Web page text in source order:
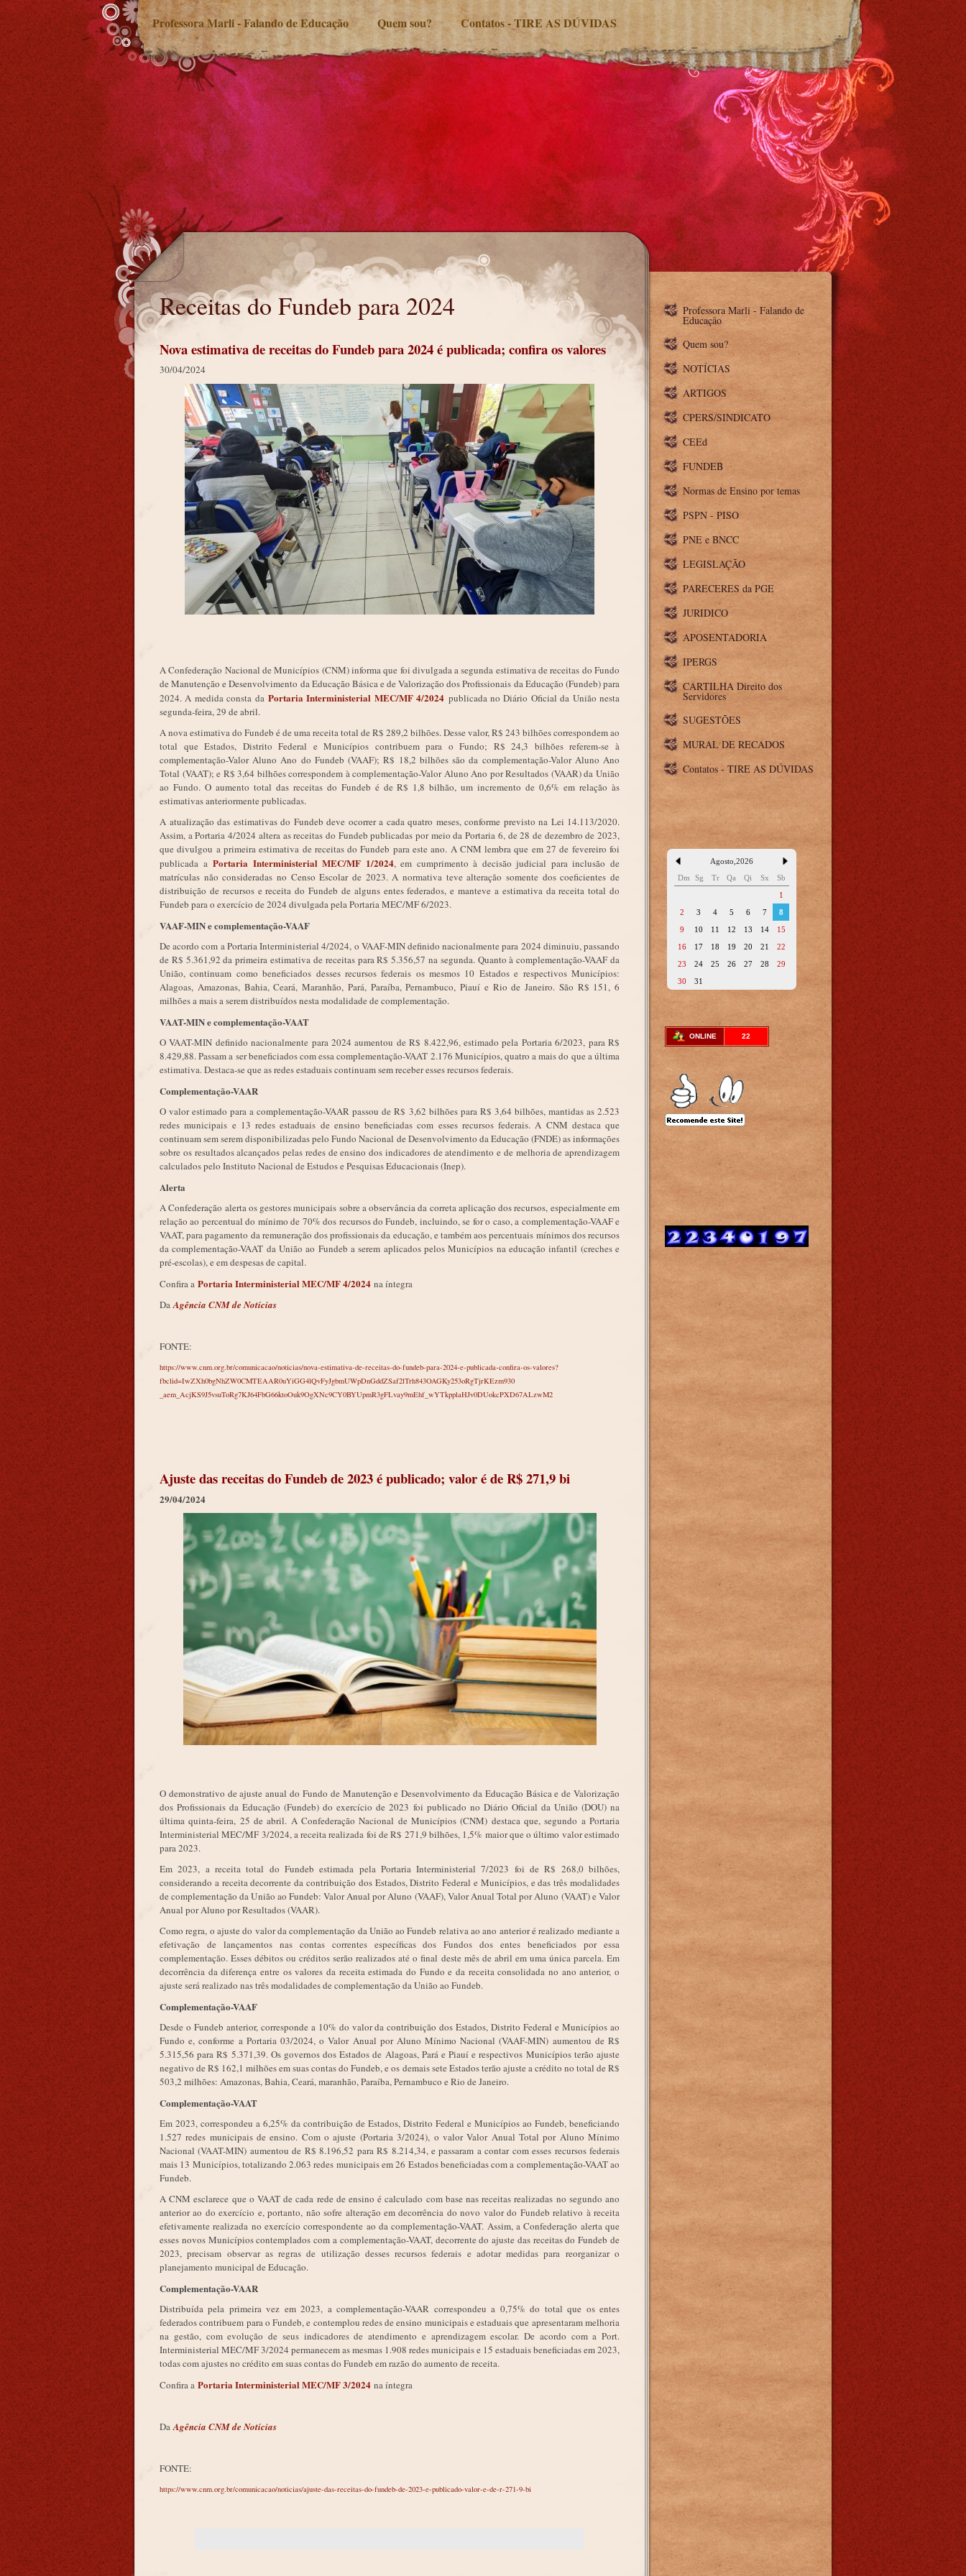
Professora Marli - Falando de Educação Quem sou? Contatos - TIRE AS DÚVIDAS
Receitas do Fundeb para 2024
Receitas do Fundeb para 2024
Nova estimativa de receitas do Fundeb para 2024 é publicada; confira os valores
30/04/2024
A Confederação Nacional de Municípios (CNM) informa que foi divulgada a segunda estimativa de receitas do Fundo
de Manutenção e Desenvolvimento da Educação Básica e de Valorização dos Profissionais da Educação (Fundeb) para
2024. A medida consta da Portaria Interministerial MEC/MF 4/2024 publicada no Diário Oficial da União nesta
segunda-feira, 29 de abril.
A nova estimativa do Fundeb é de uma receita total de R$ 289,2 bilhões. Desse valor, R$ 243 bilhões correspondem ao
total que Estados, Distrito Federal e Municípios contribuem para o Fundo; R$ 24,3 bilhões referem-se à
complementação-Valor Aluno Ano do Fundeb (VAAF); R$ 18,2 bilhões são da complementação-Valor Aluno Ano
Total (VAAT); e R$ 3,64 bilhões correspondem à complementação-Valor Aluno Ano por Resultados (VAAR) da União
ao Fundo. O aumento total das receitas do Fundeb é de R$ 1,8 bilhão, um incremento de 0,6% em relação às
estimativas anteriormente publicadas.
A atualização das estimativas do Fundeb deve ocorrer a cada quatro meses, conforme previsto na Lei 14.113/2020.
Assim, a Portaria 4/2024 altera as receitas do Fundeb publicadas por meio da Portaria 6, de 28 de dezembro de 2023,
que divulgou a primeira estimativa de receitas do Fundeb para este ano. A CNM lembra que em 27 de fevereiro foi
publicada aPortaria Interministerial MEC/MF 1/2024, em cumprimento à decisão judicial para inclusão de
matrículas não consideradas no Censo Escolar de 2023. A normativa teve alteração somente dos coeficientes de
distribuição de recursos e receita do Fundeb de alguns entes federados, e manteve a estimativa da receita total do
Fundeb para o exercício de 2024 divulgada pela Portaria MEC/MF 6/2023.
VAAF-MIN e complementação-VAAF
De acordo com a Portaria Interministerial 4/2024, o VAAF-MIN definido nacionalmente para 2024 diminuiu, passando
de R$ 5.361,92 da primeira estimativa de receitas para R$ 5.356,57 na segunda. Quanto à complementação-VAAF da
União, continuam como beneficiados desses recursos federais os mesmos 10 Estados e respectivos Municípios:
Alagoas, Amazonas, Bahia, Ceará, Maranhão, Pará, Paraíba, Pernambuco, Piauí e Rio de Janeiro. São R$ 151, 6
milhões a mais a serem distribuídos nesta modalidade de complementação.
VAAT-MIN e complementação-VAAT
O VAAT-MIN definido nacionalmente para 2024 aumentou de R$ 8.422,96, estimado pela Portaria 6/2023, para R$
8.429,88. Passam a ser beneficiados com essa complementação-VAAT 2.176 Municípios, quatro a mais do que a última
estimativa. Destaca-se que as redes estaduais continuam sem receber esses recursos federais.
Complementação-VAAR
O valor estimado para a complementação-VAAR passou de R$ 3,62 bilhões para R$ 3,64 bilhões, mantidas as 2.523
redes municipais e 13 redes estaduais de ensino beneficiadas com esses recursos federais. A CNM destaca que
continuam sem serem disponibilizadas pelo Fundo Nacional de Desenvolvimento da Educação (FNDE) as informações
sobre os resultados alcançados pelas redes de ensino dos indicadores de atendimento e de melhoria de aprendizagem
calculados pelo Instituto Nacional de Estudos e Pesquisas Educacionais (Inep).
Alerta
A Confederação alerta os gestores municipais sobre a observância da correta aplicação dos recursos, especialmente em
relação ao percentual do mínimo de 70% dos recursos do Fundeb, incluindo, se for o caso, a complementação-VAAF e
VAAT, para pagamento da remuneração dos profissionais da educação, e também aos percentuais mínimos dos recursos
da complementação-VAAT da União ao Fundeb a serem aplicados pelos Municípios na educação infantil (creches e
pré-escolas), e em despesas de capital.
Confira a Portaria Interministerial MEC/MF 4/2024 na íntegra
DaAgência CNM de Notícias
FONTE:
https://www.cnm.org.br/comunicacao/noticias/nova-estimativa-de-receitas-do-fundeb-para-2024-e-publicada-confira-os-valores?
fbclid=IwZXh0bgNhZW0CMTEAAR0uYiGG4lQvFyJgbmUWpDnGddZSaf2lTrh843OAGKy253oRgTjrKEzm930
_aem_AcjKS9J5vsuToRg7KJ64FbG66ktoOuk9OgXNc9CY0BYUpmR3gFLvay9mEhf_wYTkpplaHJv0DUokcPXD67ALzwM2
Ajuste das receitas do Fundeb de 2023 é publicado; valor é de R$ 271,9 bi
29/04/2024
O demonstrativo de ajuste anual do Fundo de Manutenção e Desenvolvimento da Educação Básica e de Valorização
dos Profissionais da Educação (Fundeb) do exercício de 2023 foi publicado no Diário Oficial da União (DOU) na
última quinta-feira, 25 de abril. A Confederação Nacional de Municípios (CNM) destaca que, segundo a Portaria
Interministerial MEC/MF 3/2024, a receita realizada foi de R$ 271,9 bilhões, 1,5% maior que o último valor estimado
para 2023.
Em 2023, a receita total do Fundeb estimada pela Portaria Interministerial 7/2023 foi de R$ 268,0 bilhões,
considerando a receita decorrente da contribuição dos Estados, Distrito Federal e Municípios, e das três modalidades
de complementação da União ao Fundeb: Valor Anual por Aluno (VAAF), Valor Anual Total por Aluno (VAAT) e Valor
Anual por Aluno por Resultados (VAAR).
Como regra, o ajuste do valor da complementação da União ao Fundeb relativa ao ano anterior é realizado mediante a
efetivação de lançamentos nas contas correntes específicas dos Fundos dos entes beneficiados por essa
complementação. Esses débitos ou créditos serão realizados até o final deste mês de abril em uma única parcela. Em
decorrência da diferença entre os valores da receita estimada do Fundo e da receita consolidada no ano anterior, o
ajuste será realizado nas três modalidades de complementação da União ao Fundeb.
Complementação-VAAF
Desde o Fundeb anterior, corresponde a 10% do valor da contribuição dos Estados, Distrito Federal e Municípios ao
Fundo e, conforme a Portaria 03/2024, o Valor Anual por Aluno Mínimo Nacional (VAAF-MIN) aumentou de R$
5.315,56 para R$ 5.371,39. Os governos dos Estados de Alagoas, Pará e Piauí e respectivos Municípios terão ajuste
negativo de R$ 162,1 milhões em suas contas do Fundeb, e os demais sete Estados terão ajuste a crédito no total de R$
503,2 milhões: Amazonas, Bahia, Ceará, maranhão, Paraíba, Pernambuco e Rio de Janeiro.
Complementação-VAAT
Em 2023, correspondeu a 6,25% da contribuição de Estados, Distrito Federal e Municípios ao Fundeb, beneficiando
1.527 redes municipais de ensino. Com o ajuste (Portaria 3/2024), o valor Valor Anual Total por Aluno Mínimo
Nacional (VAAT-MIN) aumentou de R$ 8.196,52 para R$ 8.214,34, e passaram a contar com esses recursos federais
mais 13 Municípios, totalizando 2.063 redes municipais em 26 Estados beneficiadas com a complementação-VAAT ao
Fundeb.
A CNM esclarece que o VAAT de cada rede de ensino é calculado com base nas receitas realizadas no segundo ano
anterior ao do exercício e, portanto, não sofre alteração em decorrência do novo valor do Fundeb relativo à receita
efetivamente realizada no exercício correspondente ao da complementação-VAAT. Assim, a Confederação alerta que
esses novos Municípios contemplados com a complementação-VAAT, decorrente do ajuste das receitas do Fundeb de
2023, precisam observar as regras de utilização desses recursos federais e adotar medidas para reorganizar o
planejamento municipal de Educação.
Complementação-VAAR
Distribuída pela primeira vez em 2023, a complementação-VAAR correspondeu a 0,75% do total que os entes
federados contribuem para o Fundeb, e contemplou redes de ensino municipais e estaduais que apresentaram melhoria
na gestão, com evolução de seus indicadores de atendimento e aprendizagem escolar. De acordo com a Port.
Interministerial MEC/MF 3/2024 permanecem as mesmas 1.908 redes municipais e 15 estaduais beneficiadas em 2023,
todas com ajustes no crédito em suas contas do Fundeb em razão do aumento de receita.
Confira a Portaria Interministerial MEC/MF 3/2024 na íntegra
DaAgência CNM de Notícias
FONTE:
https://www.cnm.org.br/comunicacao/noticias/ajuste-das-receitas-do-fundeb-de-2023-e-publicado-valor-e-de-r-271-9-bi
Professora Marli - Falando de
Educação
Quem sou?
NOTÍCIAS
ARTIGOS
CPERS/SINDICATO
CEEd
FUNDEB
Normas de Ensino por temas
PSPN - PISO
PNE e BNCC
LEGISLAÇÃO
PARECERES da PGE
JURIDICO
APOSENTADORIA
IPERGS
CARTILHA Direito dos
Servidores
SUGESTÕES
MURAL DE RECADOS
Contatos - TIRE AS DÚVIDAS
Agosto 2026
Dm
Sg Tr Qa Qi Sx
Sb
1
2
3 4 5 6 7
8
9
10 11 12 13 14
15
16
17 18 19 20 21
22
23
24 25 26 27 28
29
30
31
ONLINE 22